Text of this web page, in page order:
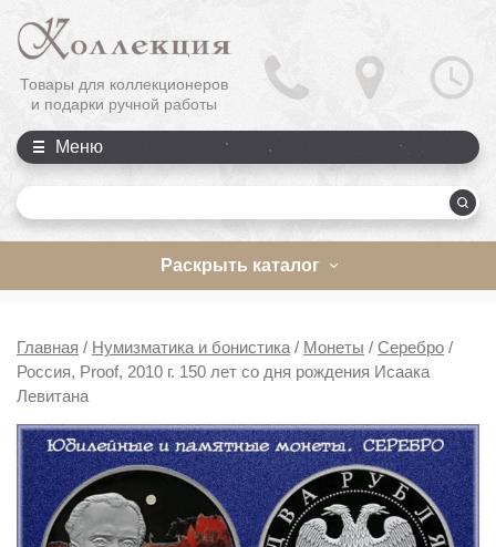
Товары для коллекционеров
и подарки ручной работы
Меню
Раскрыть каталог
Главная / Нумизматика и бонистика / Монеты / Серебро /
Россия, Proof, 2010 г. 150 лет со дня рождения Исаака
Левитана